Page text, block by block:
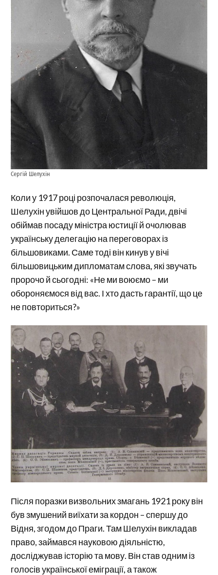
Сергій Шелухін
Коли у 1917 році розпочалася революція,
Шелухін увійшов до Центральної Ради, двічі
обіймав посаду міністра юстиції й очолював
українську делегацію на переговорах із
більшовиками. Саме тоді він кинув у вічі
більшовицьким дипломатам слова, які звучать
пророчо й сьогодні: «Не ми воюємо – ми
обороняємося від вас. І хто дасть гарантії, що це
не повториться?»
Після поразки визвольних змагань 1921 року він
був змушений виїхати за кордон – спершу до
Відня, згодом до Праги. Там Шелухін викладав
право, займався науковою діяльністю,
досліджував історію та мову. Він став одним із
голосів української еміграції, а також